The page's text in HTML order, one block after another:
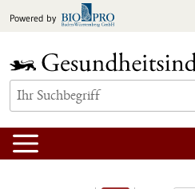
Inhalt
Powered by